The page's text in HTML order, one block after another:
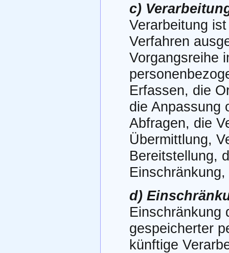
c)
Verarbeitung
Verfahren
Vorgangsreihe
Erfassen, die
die Anpassung
Abfragen, die
Übermittlung,
Bereitstellung,
d)
Einschränkung
gespeicherter
künftige